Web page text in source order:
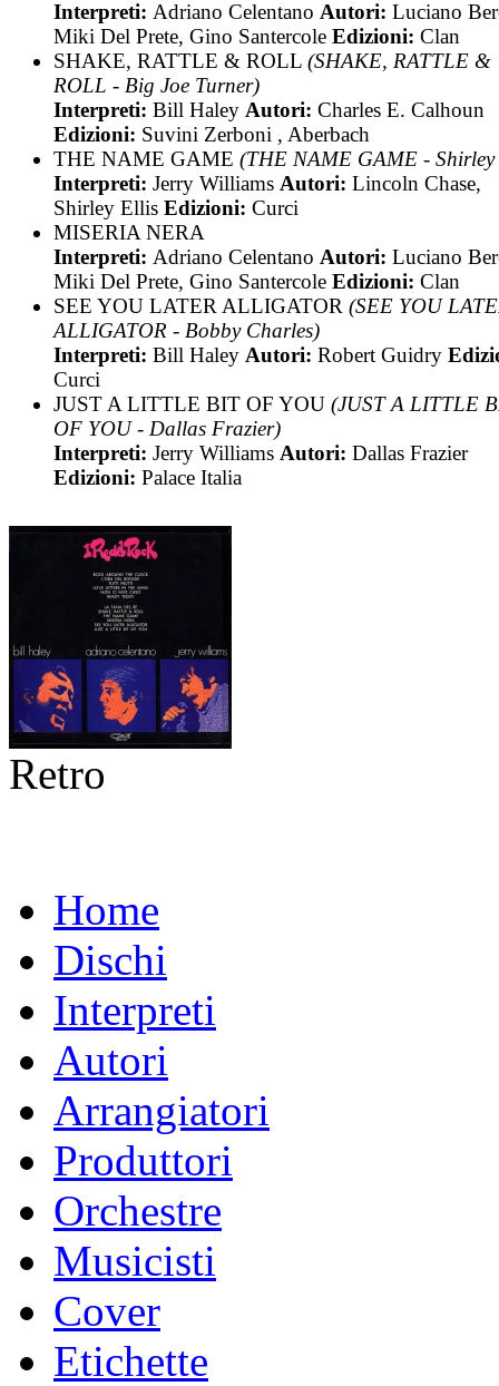
Interpreti: Adriano Celentano Autori: Luciano
Miki Del Prete, Gino Santercole Edizioni: Clan
SHAKE, RATTLE & ROLL (SHAKE, RATTLE &
ROLL - Big Joe Turner)
Interpreti: Bill Haley Autori: Charles E. Calhoun
Edizioni: Suvini Zerboni , Aberbach
THE NAME GAME (THE NAME GAME -
Interpreti: Jerry Williams Autori: Lincoln Chase,
Shirley Ellis Edizioni: Curci
MISERIA NERA
Interpreti: Adriano Celentano Autori: Luciano
Miki Del Prete, Gino Santercole Edizioni: Clan
SEE YOU LATER ALLIGATOR (SEE YOU
ALLIGATOR - Bobby Charles)
Interpreti: Bill Haley Autori: Robert Guidry
Curci
JUST A LITTLE BIT OF YOU (JUST A LITTLE
OF YOU - Dallas Frazier)
Interpreti: Jerry Williams Autori: Dallas Frazier
Edizioni: Palace Italia
Retro
Home
Dischi
Interpreti
Autori
Arrangiatori
Produttori
Orchestre
Musicisti
Cover
Etichette